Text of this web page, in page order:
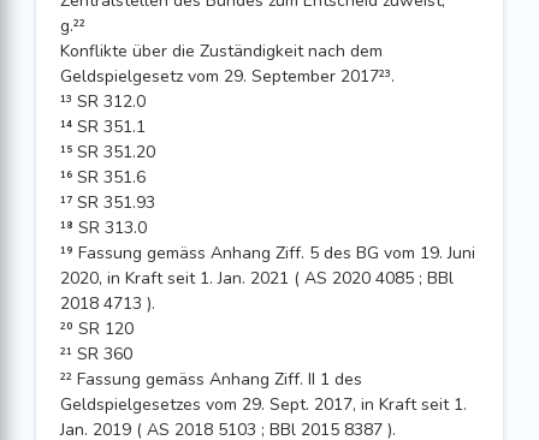
g.²²
Konflikte über die Zuständigkeit nach dem
Geldspielgesetz vom 29. September 2017²³.
¹³ SR 312.0
¹⁴ SR 351.1
¹⁵ SR 351.20
¹⁶ SR 351.6
¹⁷ SR 351.93
¹⁸ SR 313.0
¹⁹ Fassung gemäss Anhang Ziff. 5 des BG vom 19. Juni
2020, in Kraft seit 1. Jan. 2021 ( AS 2020 4085 ; BBl
2018 4713 ).
²⁰ SR 120
²¹ SR 360
²² Fassung gemäss Anhang Ziff. II 1 des
Geldspielgesetzes vom 29. Sept. 2017, in Kraft seit 1.
Jan. 2019 ( AS 2018 5103 ; BBl 2015 8387 ).